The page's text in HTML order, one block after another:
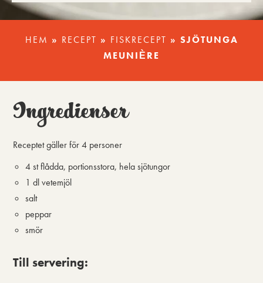
HEM » RECEPT » FISKRECEPT » SJÖTUNGA
MEUNIÈRE
Ingredienser
Receptet gäller för4 personer
4 st flådda, portionsstora, hela sjötungor
1 dl vetemjöl
salt
peppar
smör
Till servering: